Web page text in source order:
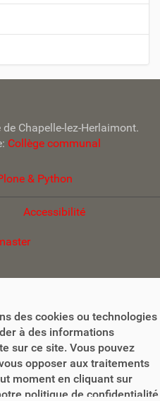
Chapelle-lez-Herlaimont.
Collège communal
& Python
Accessibilité
des cookies ou technologies
à des informations
sur ce site. Vous pouvez
opposer aux traitements
moment en cliquant sur
politique de confidentialité